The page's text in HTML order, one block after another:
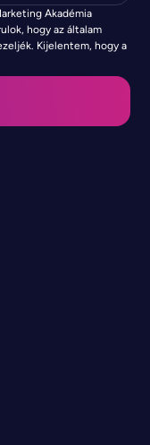
Akadémia
hogy az általam
Kijelentem, hogy a